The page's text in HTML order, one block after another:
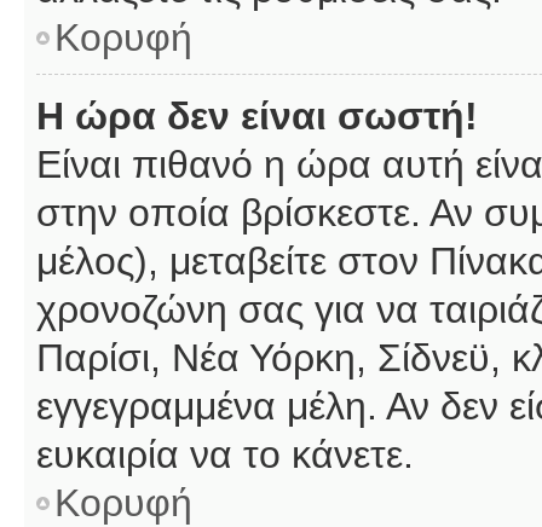
Κορυφή
Η ώρα δεν είναι σωστή!
Είναι πιθανό η ώρα αυτή
στην οποία βρίσκεστε. Αν
μέλος), μεταβείτε στον
χρονοζώνη σας για να
Παρίσι, Νέα Υόρκη, Σίδνεϋ,
εγγεγραμμένα μέλη. Αν δεν
ευκαιρία να το κάνετε.
Κορυφή